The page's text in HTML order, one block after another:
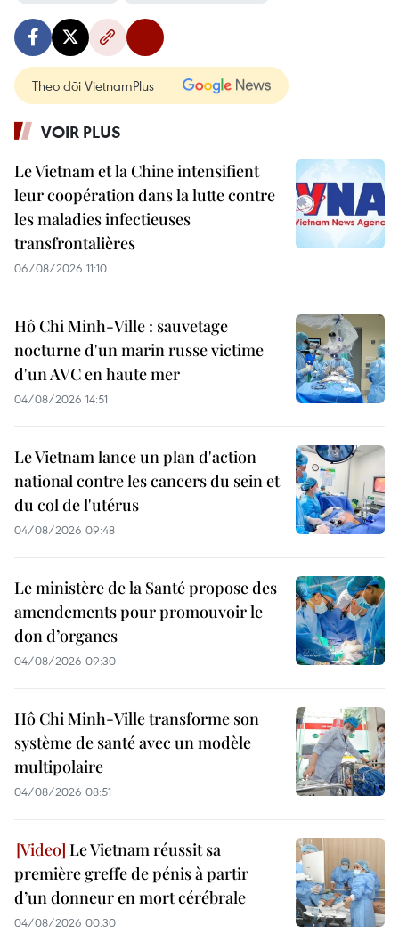
Theo dõi VietnamPlus
VOIR PLUS
Le Vietnam et la Chine intensifient
leur coopération dans la lutte contre
les maladies infectieuses
transfrontalières
06/08/2026 11:10
Hô Chi Minh-Ville : sauvetage
nocturne d'un marin russe victime
d'un AVC en haute mer
04/08/2026 14:51
Le Vietnam lance un plan d'action
national contre les cancers du sein et
du col de l'utérus
04/08/2026 09:48
Le ministère de la Santé propose des
amendements pour promouvoir le
don d’organes
04/08/2026 09:30
Hô Chi Minh-Ville transforme son
système de santé avec un modèle
multipolaire
04/08/2026 08:51
Le Vietnam réussit sa
première greffe de pénis à partir
d’un donneur en mort cérébrale
04/08/2026 00:30